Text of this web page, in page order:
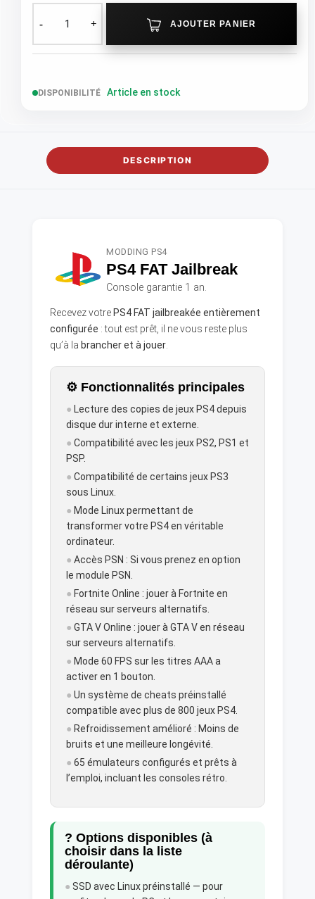
AJOUTER PANIER
DISPONIBILITÉ Article en stock
DESCRIPTION
MODDING PS4
PS4 FAT Jailbreak
Console garantie 1 an.
Recevez votre PS4 FAT jailbreakée entièrement
configurée : tout est prêt, il ne vous reste plus
qu’à la brancher et à jouer
⚙️ Fonctionnalités principales
● Lecture des copies de jeux PS4 depuis
disque dur interne et externe.
● Compatibilité avec les jeux PS2, PS1 et
PSP.
● Compatibilité de certains jeux PS3
sous Linux.
● Mode Linux permettant de
transformer votre PS4 en véritable
ordinateur.
● Accès PSN : Si vous prenez en option
le module PSN.
● Fortnite Online : jouer à Fortnite en
réseau sur serveurs alternatifs.
● GTA V Online : jouer à GTA V en réseau
sur serveurs alternatifs.
● Mode 60 FPS sur les titres AAA a
activer en 1 bouton.
● Un système de cheats préinstallé
compatible avec plus de 800 jeux PS4.
● Refroidissement amélioré : Moins de
bruits et une meilleure longévité.
● 65 émulateurs configurés et prêts à
l’emploi, incluant les consoles rétro.
? Options disponibles (à
choisir dans la liste
déroulante)
● SSD avec Linux préinstallé — pour